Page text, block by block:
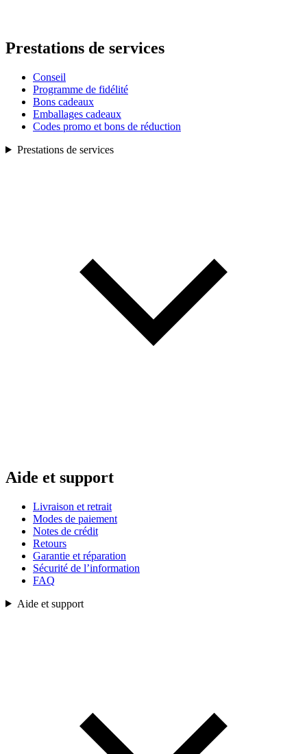
Prestations de services
Conseil
Programme de fidélité
Bons cadeaux
Emballages cadeaux
Codes promo et bons de réduction
Prestations de services
Aide et support
Livraison et retrait
Modes de paiement
Notes de crédit
Retours
Garantie et réparation
Sécurité de l’information
FAQ
Aide et support